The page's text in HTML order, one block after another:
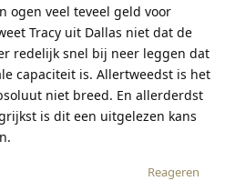
ogen veel teveel geld voor
Tracy uit Dallas niet dat de
redelijk snel bij neer leggen dat
capaciteit is. Allertweedst is het
niet breed. En allerderdst
is dit een uitgelezen kans
Reageren